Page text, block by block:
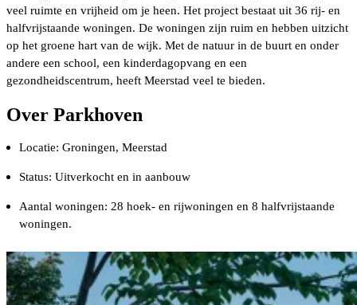
veel ruimte en vrijheid om je heen. Het project bestaat uit 36 rij- en
halfvrijstaande woningen. De woningen zijn ruim en hebben uitzicht
op het groene hart van de wijk. Met de natuur in de buurt en onder
andere een school, een kinderdagopvang en een
gezondheidscentrum, heeft Meerstad veel te bieden.
Over Parkhoven
Locatie: Groningen, Meerstad
Status: Uitverkocht en in aanbouw
Aantal woningen: 28 hoek- en rijwoningen en 8 halfvrijstaande
woningen.